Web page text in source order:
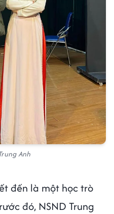
Anh
đến là một học trò
đó, NSND Trung